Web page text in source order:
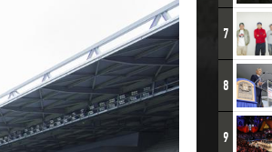
7
8
9